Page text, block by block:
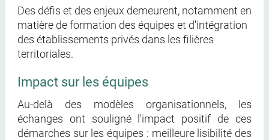
Des défis et des enjeux demeurent, notamment en
matière de formation des équipes et d'intégration
des établissements privés dans les filières
territoriales.
Impact sur les équipes
Au-delà des modèles organisationnels, les
échanges ont souligné l'impact positif de ces
démarches sur les équipes : meilleure lisibilité des